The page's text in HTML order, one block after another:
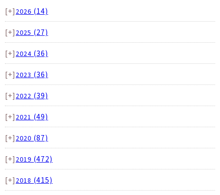
[+] 2026 (14)
[+] 2025 (27)
[+] 2024 (36)
[+] 2023 (36)
[+] 2022 (39)
[+] 2021 (49)
[+] 2020 (87)
[+] 2019 (472)
[+] 2018 (415)